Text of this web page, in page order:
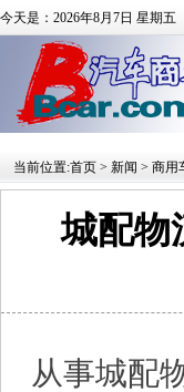
今天是：2026年8月7日 星期五
当前位置:首页 > 新闻 > 商用
城配物
从事城配